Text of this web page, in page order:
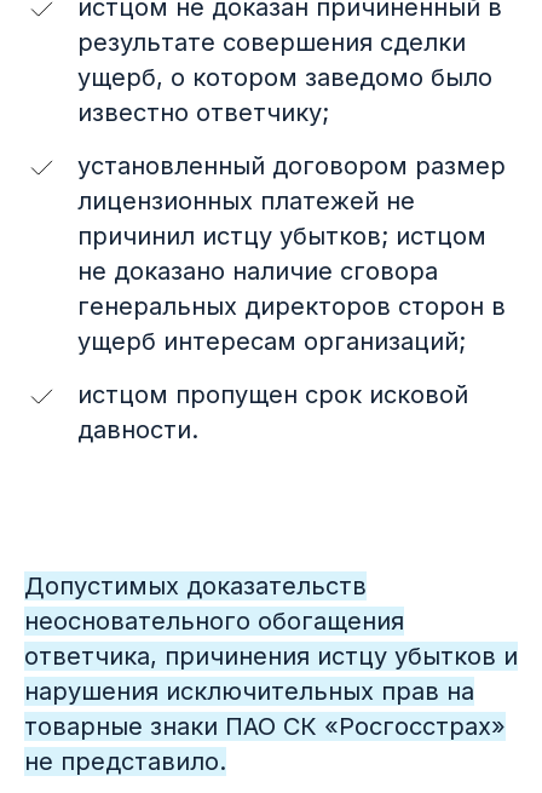
истцом не доказан причиненный в
результате совершения сделки
ущерб, о котором заведомо было
известно ответчику;
установленный договором размер
лицензионных платежей не
причинил истцу убытков; истцом
не доказано наличие сговора
генеральных директоров сторон в
ущерб интересам организаций;
истцом пропущен срок исковой
давности.
Допустимых доказательств
неосновательного обогащения
ответчика, причинения истцу убытков и
нарушения исключительных прав на
товарные знаки ПАО СК «Росгосстрах»
не представило.